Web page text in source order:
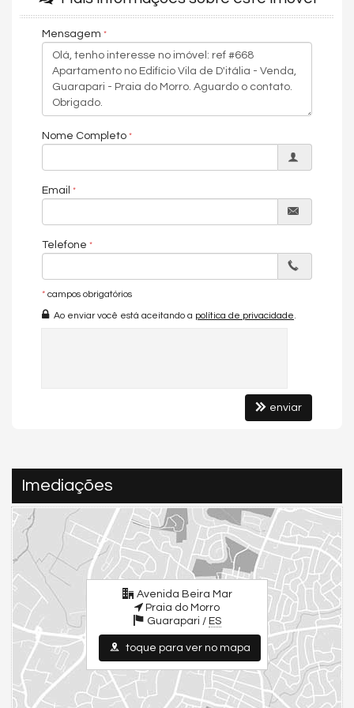
Piscina
Portaria 24h
Portão Eletrônico
Câmeras de Segurança
Gás Central
Elevador
Sala de Reunião
Acessibilidade para PNE
Endereço:
Praia do Morro
Guarapari /
ver mapa abaixo
Mensagem
Nome Completo
Email
Telefone
* campos obrigatórios
Ao enviar você está aceitando a política de privacidade
enviar
Imediações
Avenida Beira Mar
Praia do Morro
Guarapari / ES
toque para ver no mapa